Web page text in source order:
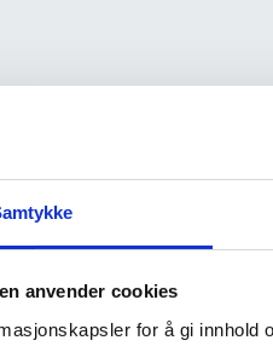
anvender cookies
for å gi innhold